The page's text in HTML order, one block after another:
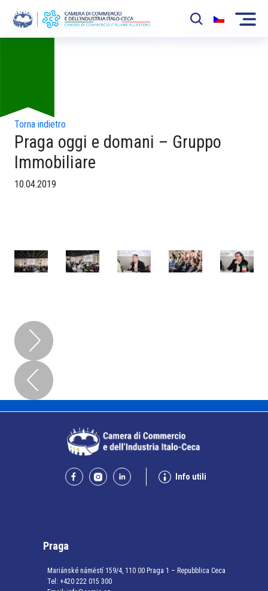
Eventi
Sviluppo Mercato
Soci
Area riservata
Torna indietro
Praga oggi e domani – Gruppo
Immobiliare
10.04.2019
Info utili
Praga
Mariánské náměstí 159/4, 110 00 Praga 1 – Repubblica Ceca
Tel: +420 222 015 300